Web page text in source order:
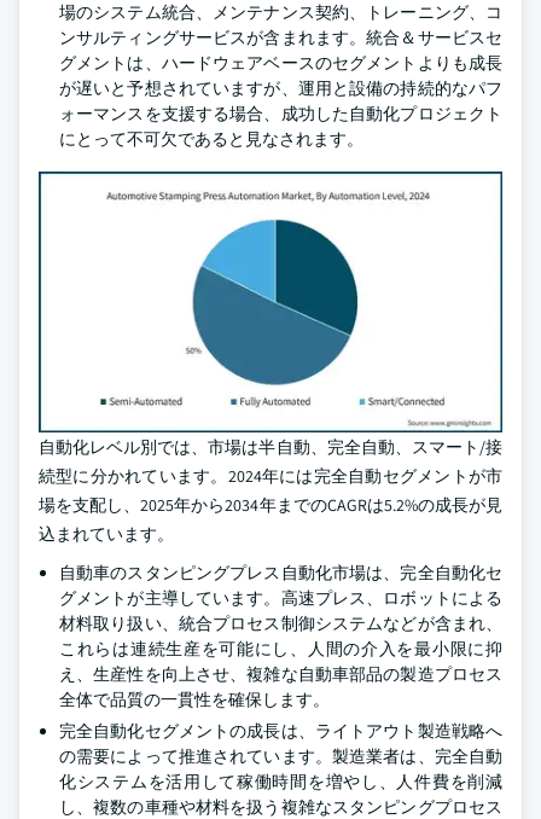
場のシステム統合、メンテナンス契約、トレーニング、コ
ンサルティングサービスが含まれます。統合＆サービスセ
グメントは、ハードウェアベースのセグメントよりも成長
が遅いと予想されていますが、運用と設備の持続的なパフ
ォーマンスを支援する場合、成功した自動化プロジェクト
にとって不可欠であると見なされます。
自動化レベル別では、市場は半自動、完全自動、スマート/接
続型に分かれています。2024年には完全自動セグメントが市
場を支配し、2025年から2034年までのCAGRは5.2%の成長が見
込まれています。
自動車のスタンピングプレス自動化市場は、完全自動化セ
グメントが主導しています。高速プレス、ロボットによる
材料取り扱い、統合プロセス制御システムなどが含まれ、
これらは連続生産を可能にし、人間の介入を最小限に抑
え、生産性を向上させ、複雑な自動車部品の製造プロセス
全体で品質の一貫性を確保します。
完全自動化セグメントの成長は、ライトアウト製造戦略へ
の需要によって推進されています。製造業者は、完全自動
化システムを活用して稼働時間を増やし、人件費を削減
し、複数の車種や材料を扱う複雑なスタンピングプロセス